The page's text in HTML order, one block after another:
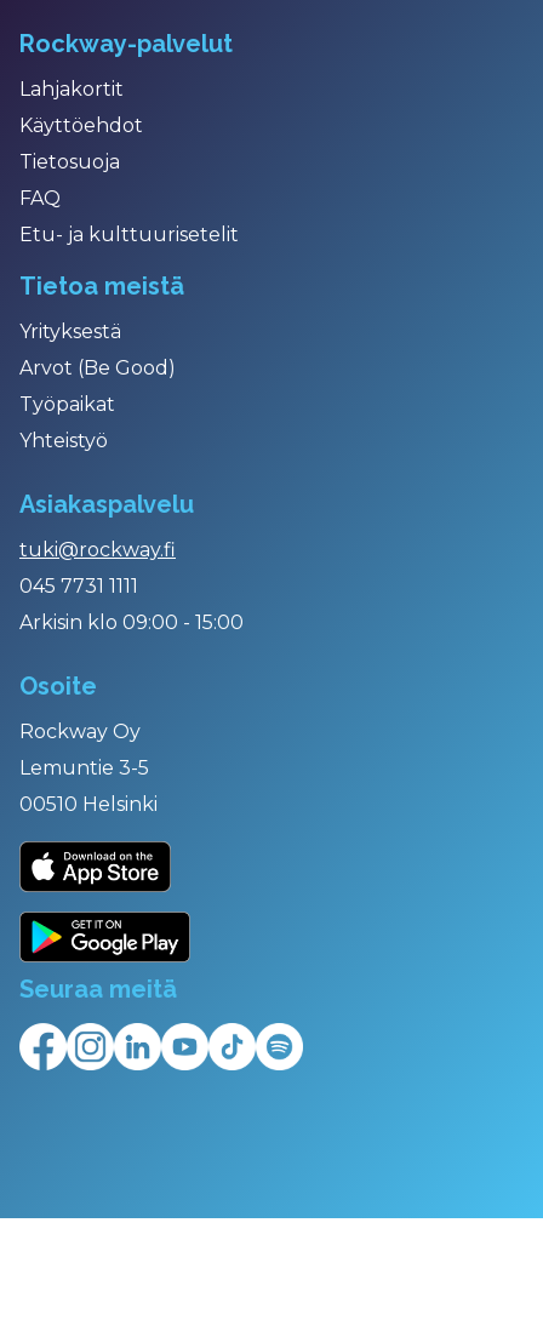
Rockway-palvelut
Lahjakortit
Käyttöehdot
Tietosuoja
FAQ
Etu- ja kulttuurisetelit
Tietoa meistä
Yrityksestä
Arvot (Be Good)
Työpaikat
Yhteistyö
Asiakaspalvelu
tuki@rockway.fi
045 7731 1111
Arkisin klo 09:00 - 15:00
Osoite
Rockway Oy
Lemuntie 3-5
00510 Helsinki
Seuraa meitä